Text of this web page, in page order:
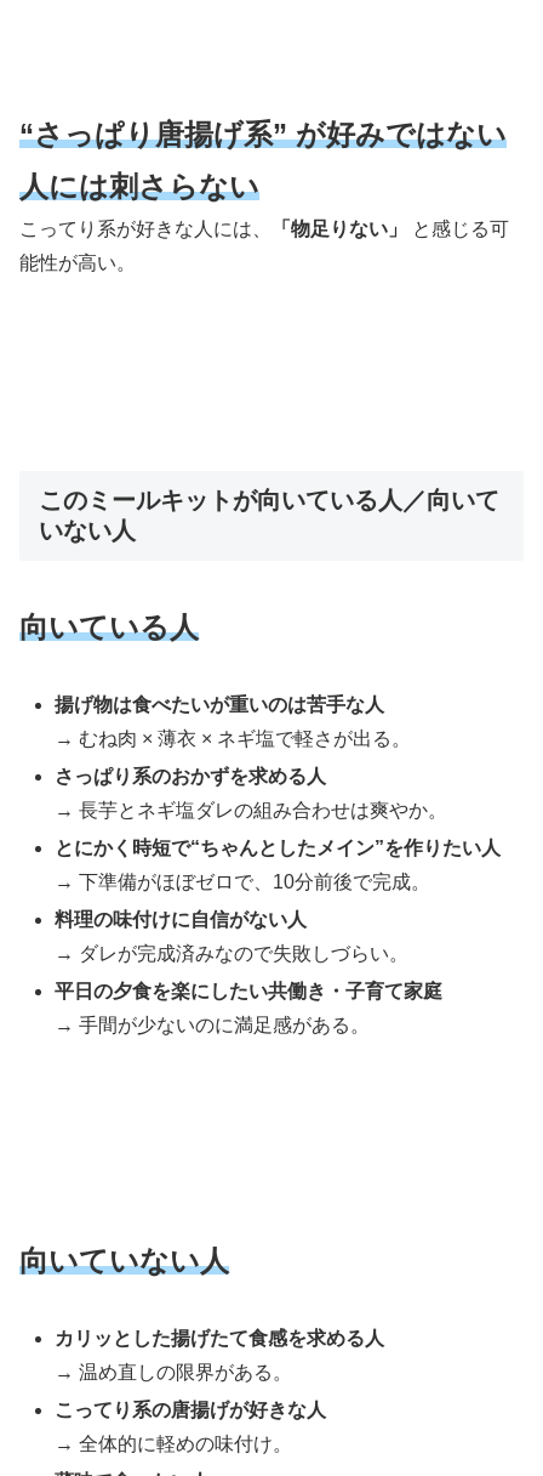
“さっぱり唐揚げ系” が好みではない
人には刺さらない
こってり系が好きな人には、 「物足りない」
と感じる可
能性が高い。
このミールキットが向いている人／向いて
いない人
向いている人
揚げ物は食べたいが重いのは苦手な人
→ むね肉 × 薄衣 × ネギ塩で軽さが出る。
さっぱり系のおかずを求める人
→ 長芋とネギ塩ダレの組み合わせは爽やか。
とにかく時短で“ちゃんとしたメイン”を作りたい人
→ 下準備がほぼゼロで、10分前後で完成。
料理の味付けに自信がない人
→ ダレが完成済みなので失敗しづらい。
平日の夕食を楽にしたい共働き・子育て家庭
→ 手間が少ないのに満足感がある。
向いていない人
カリッとした揚げたて食感を求める人
→ 温め直しの限界がある。
こってり系の唐揚げが好きな人
→ 全体的に軽めの味付け。